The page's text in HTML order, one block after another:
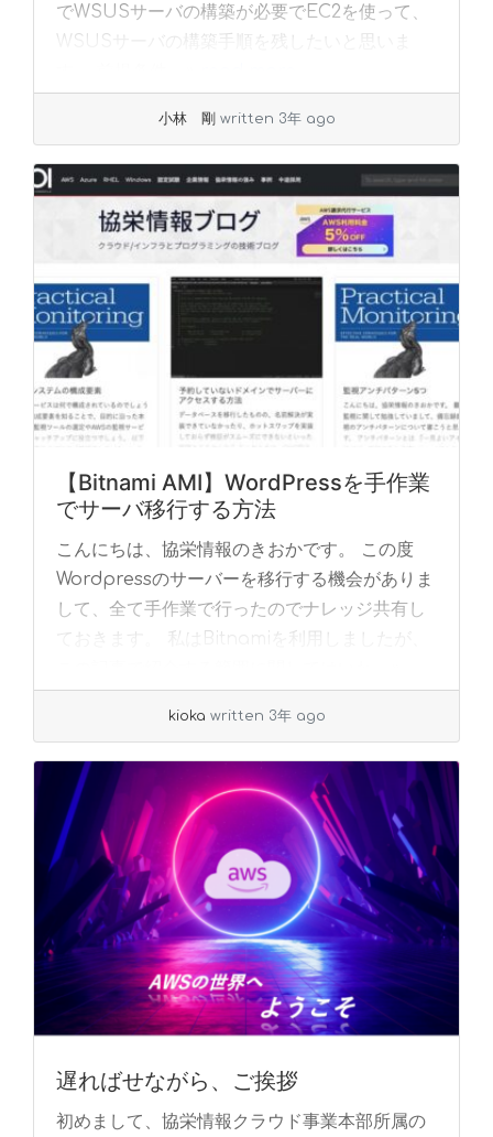
でWSUSサーバの構築が必要でEC2を使って、
WSUSサーバの構築手順を残したいと思いま
小林 剛 written 3年 ago
【Bitnami AMI】WordPressを手作業
でサーバ移行する方法
こんにちは、協栄情報のきおかです。 この度
Wordpressのサーバーを移行する機会がありま
して、全て手作業で行ったのでナレッジ共有し
ておきます。 私はBitnamiを利用しましたが、
kioka written 3年 ago
遅ればせながら、ご挨拶
初めまして、協栄情報クラウド事業本部所属の